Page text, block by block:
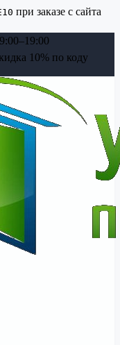
при заказе с сайта
10% по коду